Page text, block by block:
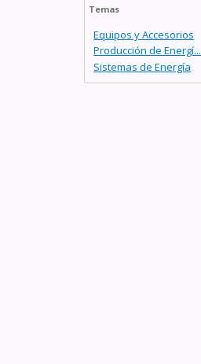
Temas
Equipos y Accesorios
Producción de Energí...
Sistemas de Energía